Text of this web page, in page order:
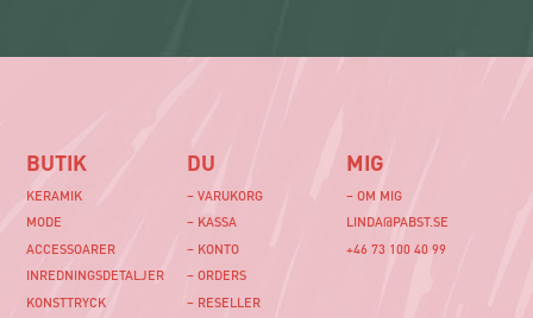
BUTIK
KERAMIK
MODE
ACCESSOARER
INREDNINGSDETALJER
KONSTTRYCK
DU
– VARUKORG
– KASSA
– KONTO
– ORDERS
– RESELLER
MIG
– OM MIG
LINDA@PABST.SE
+46 73 100 40 99‬